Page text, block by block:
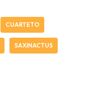
CUARTETO
SAXINACTUS